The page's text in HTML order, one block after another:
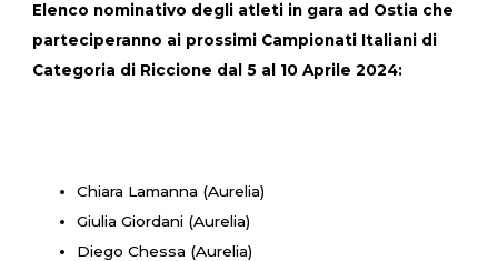
Elenco nominativo degli atleti in gara ad Ostia che
parteciperanno ai prossimi Campionati Italiani di
Categoria di Riccione dal 5 al 10 Aprile 2024:
Chiara Lamanna (Aurelia)
Giulia Giordani (Aurelia)
Diego Chessa (Aurelia)